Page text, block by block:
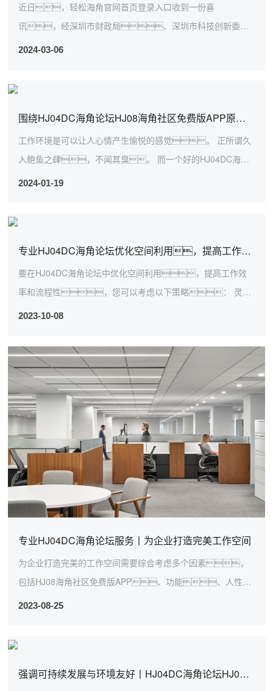
近日，轻松海角官网首页登录入口收到一份喜
讯，经深圳市财政局、深圳市科技创新委员
会、国家税务局深圳市税务局联合认定，轻
2024-03-06
围绕HJ04DC海角论坛HJ08海角社区免费版APP原则的10个要点！
工作环境是可以让人心情产生愉悦的感觉。 正所谓久
入鲍鱼之肆，不闻其臭。 而一个好的HJ04DC海角
论坛HJ08海角社区免费版APP对于员...
2024-01-19
专业HJ04DC海角论坛优化空间利用，提高工作效率与流程性
要在HJ04DC海角论坛中优化空间利用，提高工作效
率和流程性，您可以考虑以下策略： 灵活
的工作区域 提供不同类型的工...
2023-10-08
专业HJ04DC海角论坛服务丨为企业打造完美工作空间
为企业打造完美的工作空间需要综合考虑多个因素，
包括HJ08海角社区免费版APP、功能、人性
化、效率和品牌形象等。以下是一些专业...
2023-08-25
强调可持续发展与环境友好丨HJ04DC海角论坛HJ08海角社区免费版APP公司